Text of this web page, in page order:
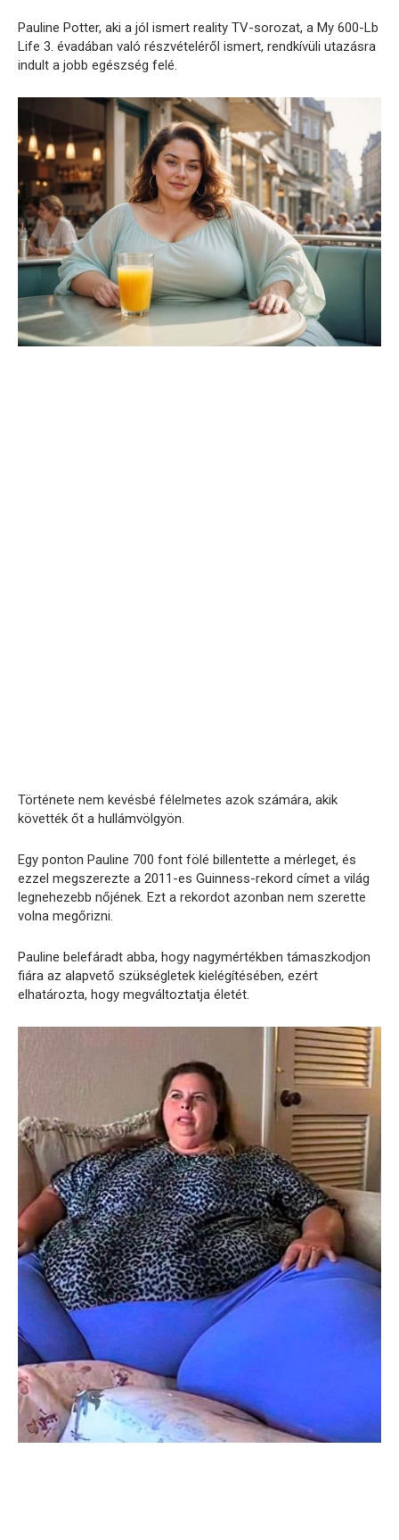
Pauline Potter, aki a jól ismert reality TV-sorozat, a My 600-Lb
Life 3. évadában való részvételéről ismert, rendkívüli utazásra
indult a jobb egészség felé.
Története nem kevésbé félelmetes azok számára, akik
követték őt a hullámvölgyön.
Egy ponton Pauline 700 font fölé billentette a mérleget, és
ezzel megszerezte a 2011-es Guinness-rekord címet a világ
legnehezebb nőjének. Ezt a rekordot azonban nem szerette
volna megőrizni.
Pauline belefáradt abba, hogy nagymértékben támaszkodjon
fiára az alapvető szükségletek kielégítésében, ezért
elhatározta, hogy megváltoztatja életét.